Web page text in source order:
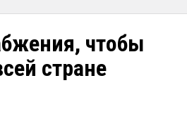
чтобы
стране